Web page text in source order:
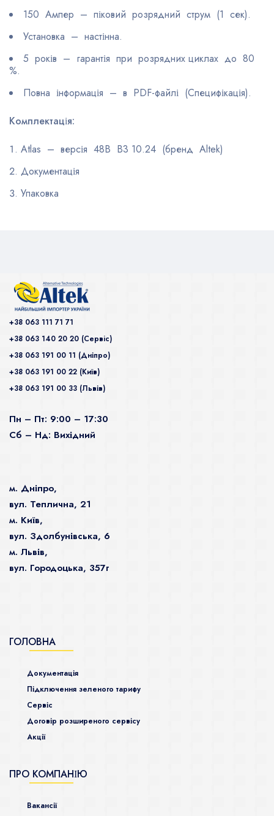
150 Ампер – піковий розрядний струм (1 сек).
Установка – настінна.
5 років – гарантія при розрядних циклах до 80
%.
Повна інформація – в PDF-файлі (Специфікація).
Комплектація:
Atlas – версія 48В В3 10.24 (бренд Altek)
Документація
Упаковка
+38 063 111 71 71
+38 063 140 20 20 (Сервiс)
+38 063 191 00 11 (Дніпро)
+38 063 191 00 22 (Київ)
+38 063 191 00 33 (Львів)
Пн – Пт: 9:00 – 17:30
Сб – Нд: Вихідний
м. Дніпро,
вул. Теплична, 21
м. Київ,
вул. Здолбунівська, 6
м. Львів,
вул. Городоцька, 357г
ГОЛОВНА
Документація
Підключення зеленого тарифу
Сервіс
Договір розширеного сервісу
Акції
ПРО КОМПАНІЮ
Ваканcії